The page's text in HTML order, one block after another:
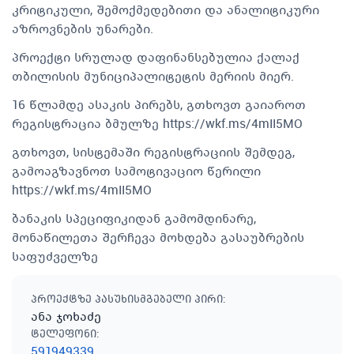
კრიტიკული, შემოქმედებითი და ანალიტიკური
აზროვნების უნარები.
პროექტი სრულად დაფინანსებულია ქალაქ
თბილისის მუნიციპალიტეტის მერიის მიერ.
16 წლამდე ასაკის პირებს, გთხოვთ გაიაროთ
რეგისტრაცია ბმულზე https://wkf.ms/4mII5MO
გთხოვთ, სისტემაში რეგისტრაციის შემდეგ,
გამოაგზავნოთ სამოტივაციო წერილი
https://wkf.ms/4mII5MO
ბანაკის სპეციფიკიდან გამომდინარე,
მონაწილეთა შერჩევა მოხდება გასაუბრების
საფუძველზე
პროექტზე პასუხისმგებელი პირი:
ანა ჯოხაძე
ტელეფონი: